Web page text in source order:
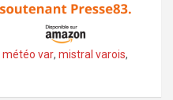
météo var, mistral varois,